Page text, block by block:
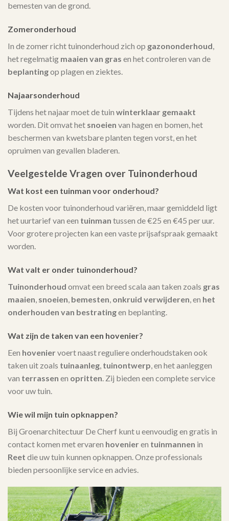
bemesten van de grond.
Zomeronderhoud
In de zomer richt tuinonderhoud zich op gazononderhoud,
het regelmatig maaien van gras en het controleren van de
beplantingop plagen en ziektes.
Najaarsonderhoud
Tijdens het najaar moet de tuin winterklaar gemaakt
worden. Dit omvat het snoeien van hagen en bomen, het
beschermen van kwetsbare planten tegen vorst, en het
opruimen van gevallen bladeren.
Veelgestelde Vragen over Tuinonderhoud
Wat kost een tuinman voor onderhoud?
De kosten voor tuinonderhoud variëren, maar gemiddeld ligt
het uurtarief van een tuinman tussen de €25 en €45 per uur.
Voor grotere projecten kan een vaste prijsafspraak gemaakt
worden.
Wat valt er onder tuinonderhoud?
Tuinonderhoud omvat een breed scala aan taken zoals gras
maaien, snoeien, bemesten, onkruid verwijderen, en het
onderhouden van bestratingen beplanting.
Wat zijn de taken van een hovenier?
Een hoveniervoert naast reguliere onderhoudstaken ook
taken uit zoals tuinaanleg, tuinontwerp, en het aanleggen
van terrassen en opritten. Zij bieden een complete service
voor uw tuin.
Wie wil mijn tuin opknappen?
Bij Groenarchitectuur De Cherf kunt u eenvoudig en gratis in
contact komen met ervaren hovenieren tuinmannen in
Reet die uw tuin kunnen opknappen. Onze professionals
bieden persoonlijke service en advies.